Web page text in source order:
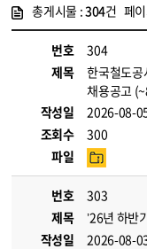
총게시물 :304건 페이
번호
304
제목
한국철도
채용공고
작성일
2026-08-
조회수
300
파일
번호
303
제목
’26년 하반
작성일
2026-08-